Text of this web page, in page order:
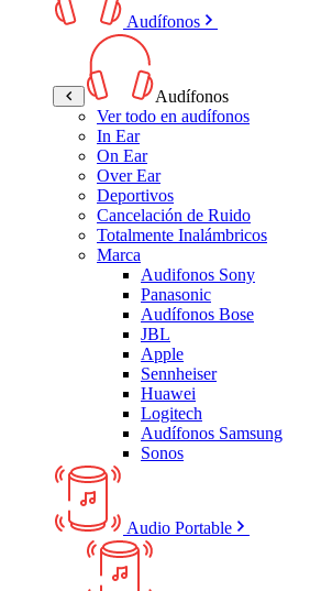
Audífonos
Audífonos
Ver todo en audífonos
In Ear
On Ear
Over Ear
Deportivos
Cancelación de Ruido
Totalmente Inalámbricos
Marca
Audifonos Sony
Panasonic
Audífonos Bose
JBL
Apple
Sennheiser
Huawei
Logitech
Audífonos Samsung
Sonos
Audio Portable